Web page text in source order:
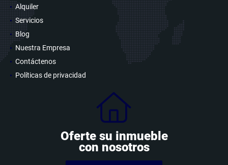
Alquiler
Servicios
Blog
Nuestra Empresa
Contáctenos
Políticas de privacidad
Oferte su inmueble
con nosotros